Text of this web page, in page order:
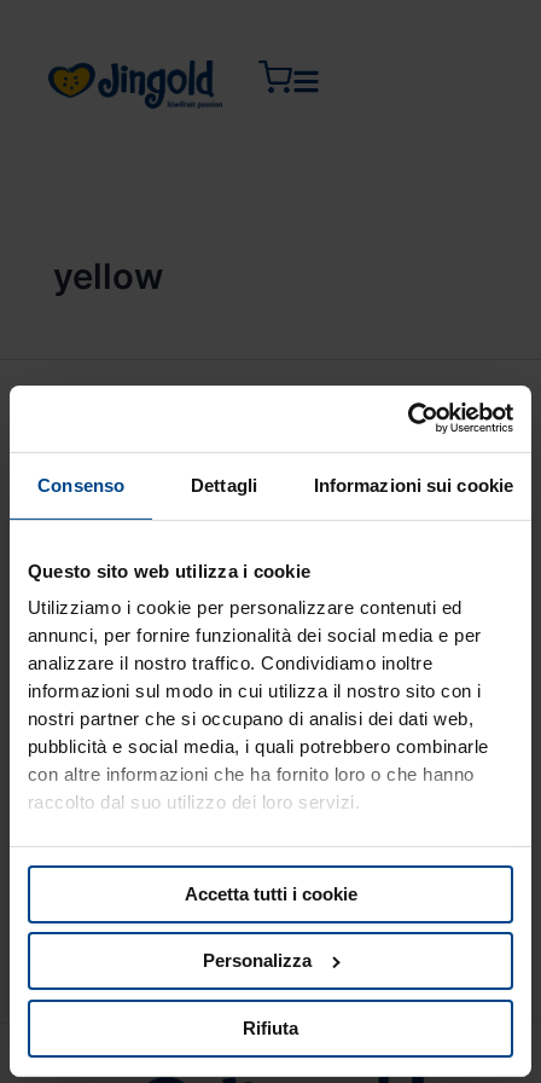
Consenso Dettagli Informazioni sui cookie
Questo sito web utilizza i cookie
Utilizziamo i cookie per personalizzare contenuti ed
annunci, per fornire funzionalità dei social media e per
analizzare il nostro traffico. Condividiamo inoltre
informazioni sul modo in cui utilizza il nostro sito con i
nostri partner che si occupano di analisi dei dati web,
pubblicità e social media, i quali potrebbero combinarle
con altre informazioni che ha fornito loro o che hanno
raccolto dal suo utilizzo dei loro servizi.
Accetta tutti i cookie
Personalizza
Rifiuta
contenuto
yellow
Scopri un frutto unico nel suo genere, noto per il suo